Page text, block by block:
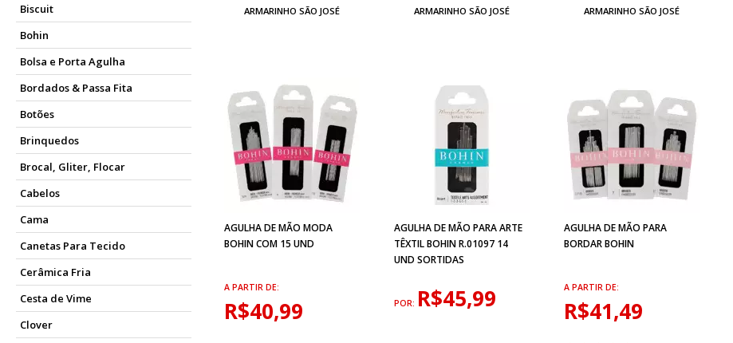
Biscuit
Bohin
Bolsa e Porta Agulha
Bordados & Passa Fita
Botões
Brinquedos
Brocal, Gliter, Flocar
Cabelos
Cama
Canetas Para Tecido
Cerâmica Fria
Cesta de Vime
Clover
ARMARINHO SÃO JOSÉ ARMARINHO SÃO JOSÉ ARMARINHO SÃO JOSÉ
AGULHA DE MÃO MODA
BOHIN COM 15 UND
A PARTIR DE:
R$40,99
AGULHA DE MÃO PARA ARTE
TÊXTIL BOHIN R.01097 14
UND SORTIDAS
POR: R$45,99
AGULHA DE MÃO PARA
BORDAR BOHIN
A PARTIR DE:
R$41,49